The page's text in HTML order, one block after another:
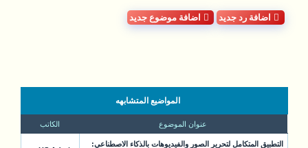
اضافة رد جديد اضافة موضوع جديد
المواضيع المتشابهه
عنوان الموضوع الكاتب
التطبيق المتكامل لتحرير الصور والفيديوهات بالذكاء الاصطناعي: